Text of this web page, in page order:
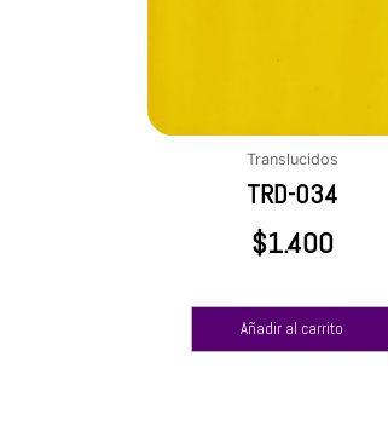
Translucidos
TRD-034
$1.400
Añadir al carrito